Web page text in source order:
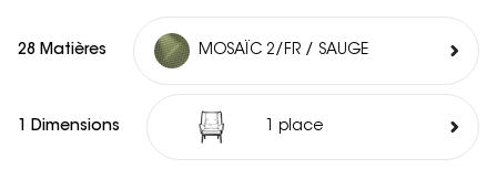
28 Matières MOSAÏC 2/FR / SAUGE
1 Dimensions 1 place